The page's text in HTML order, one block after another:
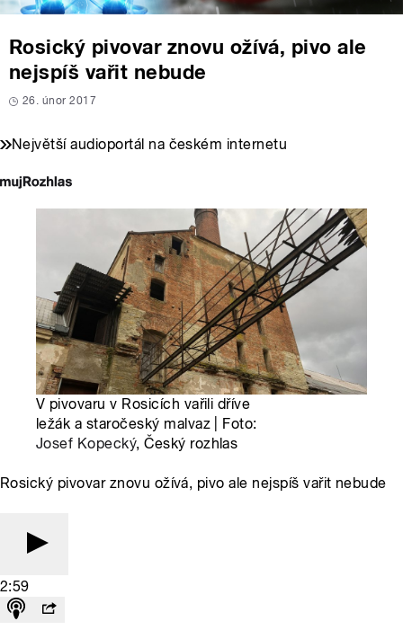
Rosický pivovar znovu ožívá, pivo ale
nejspíš vařit nebude
26. únor 2017
Největší audioportál na českém internetu
V pivovaru v Rosicích vařili dříve
ležák a staročeský malvaz | Foto:
Josef Kopecký, Český rozhlas
Rosický pivovar znovu ožívá, pivo ale nejspíš vařit nebude
2:59